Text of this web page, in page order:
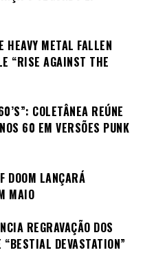
HEAVY METAL FALLEN
“RISE AGAINST THE
COLETÂNEA REÚNE
60 EM VERSÕES PUNK
DOOM LANÇARÁ
MAIO
REGRAVAÇÃO DOS
DEVASTATION”